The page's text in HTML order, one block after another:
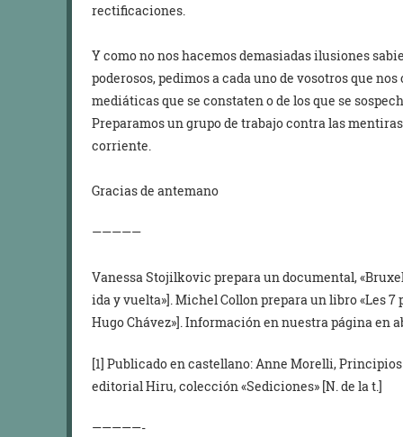
rectificaciones.
Y como no nos hacemos demasiadas ilusiones
poderosos, pedimos a cada uno de vosotros que
mediáticas que se constaten o de los que se
Preparamos un grupo de trabajo contra las
corriente.
Gracias de antemano
—————
Vanessa Stojilkovic prepara un documental,
ida y vuelta»]. Michel Collon prepara un libro «Les 7
Hugo Chávez»]. Información en nuestra página en
[1] Publicado en castellano: Anne Morelli,
editorial Hiru, colección «Sediciones» [N. de la t.]
—————-